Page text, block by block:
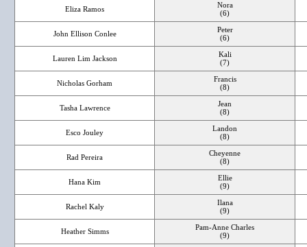
Eliza Ramos
Nora
(6)
John Ellison Conlee
Peter
(6)
Lauren Lim Jackson
Kali
(7)
Nicholas Gorham
Francis
(8)
Tasha Lawrence
Jean
(8)
Esco Jouley
Landon
(8)
Rad Pereira
Cheyenne
(8)
Hana Kim
Ellie
(9)
Rachel Kaly
Ilana
(9)
Heather Simms
Pam-Anne Charles
(9)